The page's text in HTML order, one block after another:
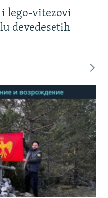
lego-vitezovi
devedesetih